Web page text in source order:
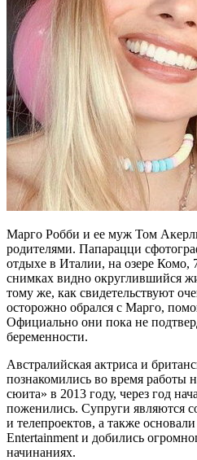
Марго Робби и ее муж Том
родителями. Папарацци
отдыхе в Италии, на озере Комо,
снимках видно округлившийся
тому же, как свидетельствуют
осторожно обрался с Марго,
Официально они пока не
беременности.
Австралийская актриса и
познакомились во время работы
сюита» в 2013 году, через год
поженились. Супруги являются
и телепроектов, а также
Entertainment и добились
начинаниях.